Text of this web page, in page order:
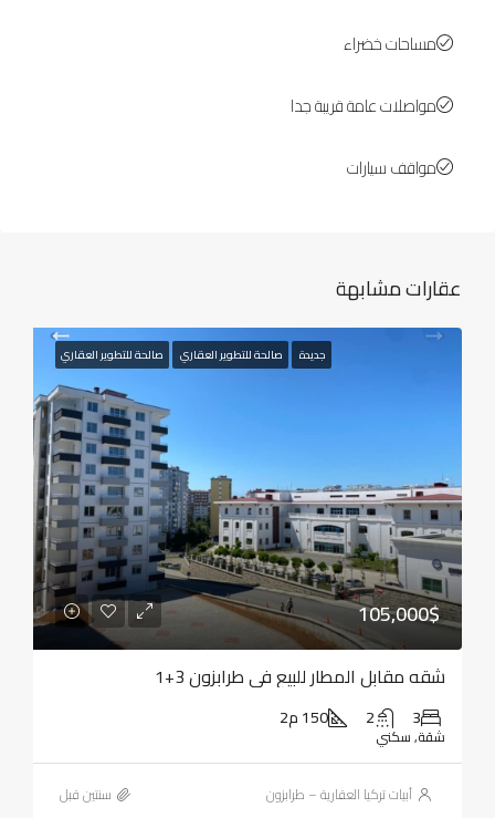
مساحات خضراء
مواصلات عامة قريبة جدا
مواقف سيارات
عقارات مشابهة
جديدة صالحة للتطوير العقاري صالحة للتطوير العقاري
105,000$
شقه مقابل المطار للبيع في طرابزون 3+1
3
2 150 م2
شقة, سكني
أبيات تركيا العقارية – طرابزون ‏سنتين قبل